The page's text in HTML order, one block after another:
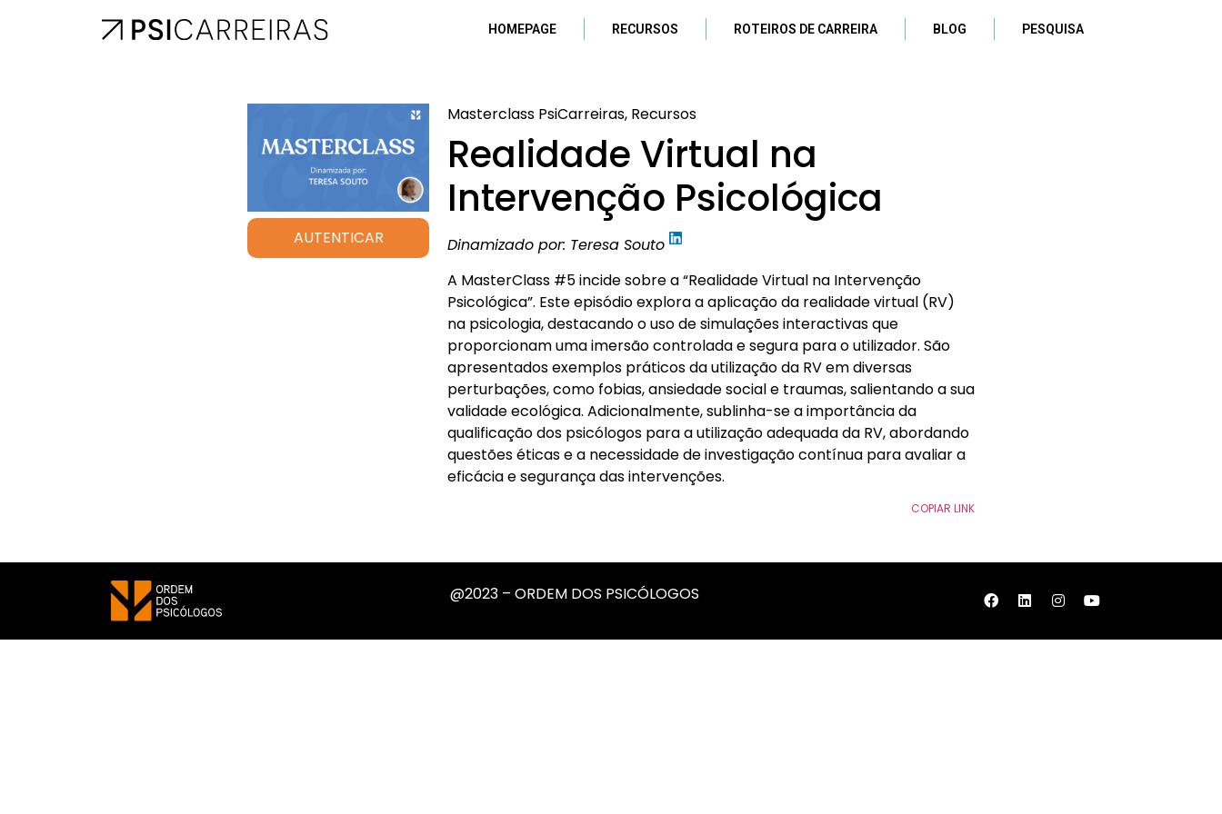
HOMEPAGE RECURSOS ROTEIROS DE CARREIRA BLOG PESQUISA
AUTENTICAR
Masterclass PsiCarreiras, Recursos
Realidade Virtual na
Intervenção Psicológica
Dinamizado por: Teresa Souto
A MasterClass #5 incide sobre a “Realidade Virtual na Intervenção
Psicológica”. Este episódio explora a aplicação da realidade virtual (RV)
na psicologia, destacando o uso de simulações interactivas que
proporcionam uma imersão controlada e segura para o utilizador. São
apresentados exemplos práticos da utilização da RV em diversas
perturbações, como fobias, ansiedade social e traumas, salientando a sua
validade ecológica. Adicionalmente, sublinha-se a importância da
qualificação dos psicólogos para a utilização adequada da RV, abordando
questões éticas e a necessidade de investigação contínua para avaliar a
eficácia e segurança das intervenções.
COPIAR LINK
@2023 – ORDEM DOS PSICÓLOGOS